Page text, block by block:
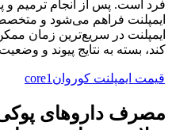
فرد است. پس از انجام ترمیم و
ایمپلنت فراهم می‌شود و
ایمپلنت در سریع‌ترین زمان
کند، بسته به نتایج پیوند و
قیمت ایمپلنت کوروانcore1
مصرف داروهای